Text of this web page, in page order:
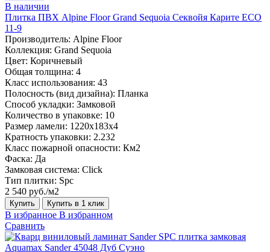
В наличии
Плитка ПВХ Alpine Floor Grand Sequoia Секвойя Карите ECO
11-9
Производитель: Alpine Floor
Коллекция: Grand Sequoia
Цвет: Коричневый
Общая толщина: 4
Класс использования: 43
Полосность (вид дизайна): Планка
Способ укладки: Замковой
Количество в упаковке: 10
Размер ламели: 1220х183х4
Кратность упаковки: 2.232
Класс пожарной опасности: Км2
Фаска: Да
Замковая система: Click
Тип плитки: Spc
2 540 руб./м2
Купить Купить в 1 клик
В избранное В избранном
Сравнить